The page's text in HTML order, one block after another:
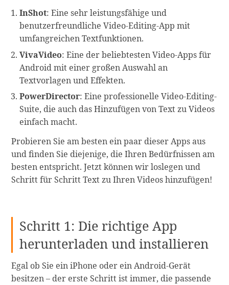
InShot: Eine sehr leistungsfähige und
benutzerfreundliche Video-Editing-App mit
umfangreichen Textfunktionen.
VivaVideo: Eine der beliebtesten Video-Apps für
Android mit einer großen Auswahl an
Textvorlagen und Effekten.
PowerDirector: Eine professionelle Video-Editing-
Suite, die auch das Hinzufügen von Text zu Videos
einfach macht.
Probieren Sie am besten ein paar dieser Apps aus
und finden Sie diejenige, die Ihren Bedürfnissen am
besten entspricht. Jetzt können wir loslegen und
Schritt für Schritt Text zu Ihren Videos hinzufügen!
Schritt 1: Die richtige App
herunterladen und installieren
Egal ob Sie ein iPhone oder ein Android-Gerät
besitzen – der erste Schritt ist immer, die passende